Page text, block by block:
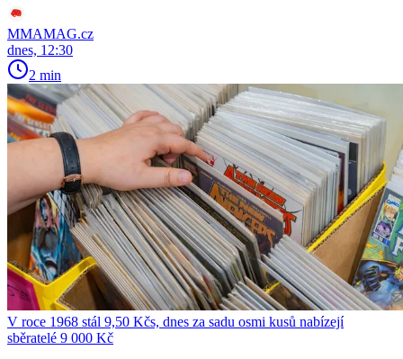
MMAMAG.cz
dnes, 12:30
2 min
V roce 1968 stál 9,50 Kčs, dnes za sadu osmi kusů nabízejí
sběratelé 9 000 Kč